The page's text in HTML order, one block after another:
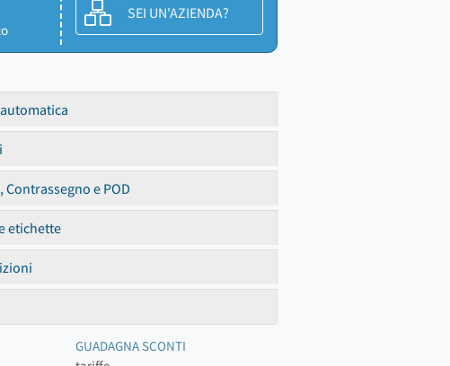
SEI UN'AZIENDA?
e POD
etichette
GUADAGNA SCONTI